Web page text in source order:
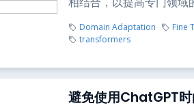
Domain Adaptation Fine
transformers
避免使用ChatGPT